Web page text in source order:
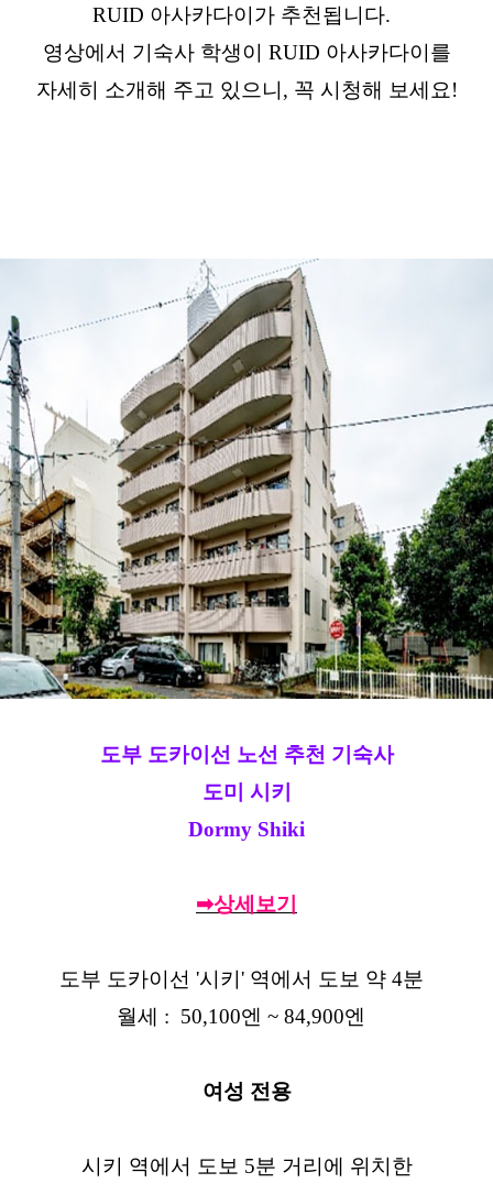
RUID 아사카다이가 추천됩니다.
영상에서 기숙사 학생이 RUID 아사카다이를
자세히 소개해 주고 있으니, 꼭 시청해 보세요!
도부 도카이선 노선 추천 기숙사
도미 시키
Dormy Shiki
➡상세보기
도부 도카이선 '시키' 역에서 도보 약 4분
월세 : 50,100엔 ~ 84,900엔
여성 전용
시키 역에서 도보 5분 거리에 위치한